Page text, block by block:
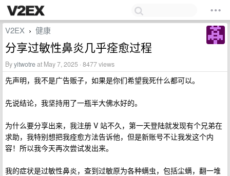
V2EX › 健康
分享过敏性鼻炎几乎痊愈过程
Byyitwotreat May 7, 2025 · 8477 views
先声明，我不是广告贩子，如果是你们希望我死什么都可以。
先说结论，我坚持用了一瓶半大佛水好的。
为什么要分享出来，我注册 V 站不久，第一天登陆就发现有个兄弟在
求助，我特别想把我痊愈方法告诉他，但是新账号不让我发这个内
容！所以我今天再次尝试发出来。
我的症状是过敏性鼻炎，查到过敏原为各种螨虫，包括尘螨，翻一堆